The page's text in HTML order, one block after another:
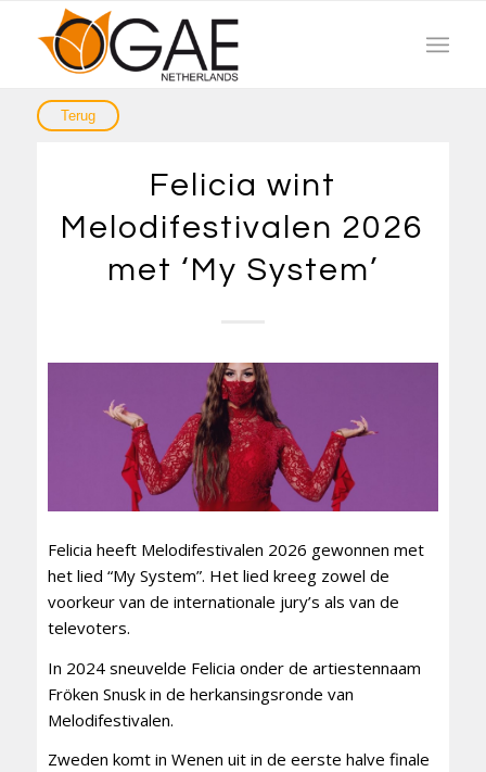
Felicia wint
Melodifestivalen 2026
met ‘My System’
Felicia heeft Melodifestivalen 2026 gewonnen met
het lied “My System”. Het lied kreeg zowel de
voorkeur van de internationale jury’s als van de
televoters.
In 2024 sneuvelde Felicia onder de artiestennaam
Fröken Snusk in de herkansingsronde van
Melodifestivalen.
Zweden komt in Wenen uit in de eerste halve finale